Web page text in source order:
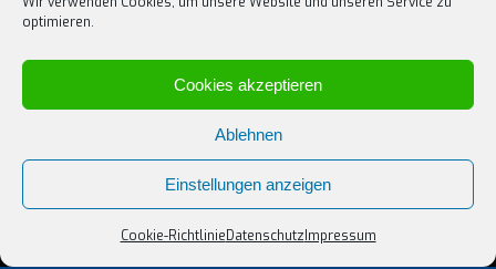
optimieren.
Cookies akzeptieren
Ablehnen
Einstellungen anzeigen
Cookie-RichtlinieDatenschutz Impressum